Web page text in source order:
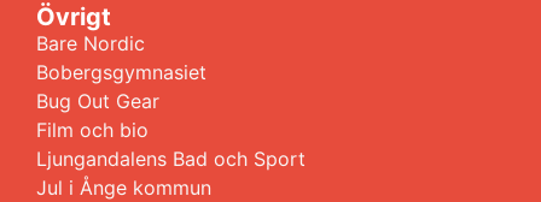
Övrigt
Bare Nordic
Bobergsgymnasiet
Bug Out Gear
Film och bio
Ljungandalens Bad och Sport
Jul i Ånge kommun